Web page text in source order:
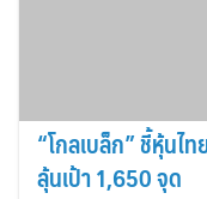
“โกลเบล็ก” ชี้หุ้นไ
ลุ้นเป้า 1,650 จุด